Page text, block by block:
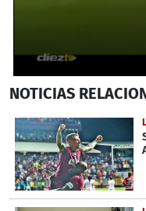
seconds
56
seconds
NOTICIAS